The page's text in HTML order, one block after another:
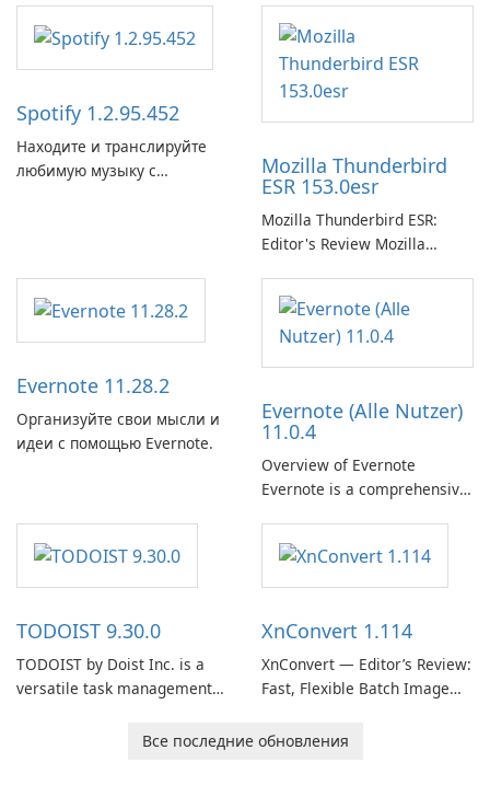
Spotify 1.2.95.452
Находите и транслируйте
любимую музыку с
Mozilla Thunderbird
ESR 153.0esr
Mozilla Thunderbird ESR:
Editor's Review Mozilla
Support Release) is the long-
term support channel of the
Thunderbird desktop email
client designed for
need predictable …
Evernote 11.28.2
Организуйте свои мысли и
идеи с помощью Evernote.
Evernote (Alle Nutzer)
11.0.4
Overview of Evernote
Evernote is a comprehensive
users capture, organize, and
access information across
TODOIST 9.30.0
TODOIST by Doist Inc. is a
versatile task management
individuals and teams
XnConvert 1.114
XnConvert — Editor’s Review:
Fast, Flexible Batch Image
macOS and Linux XnConvert
Все последние обновления